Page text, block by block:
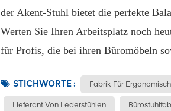
der Akent-Stuhl bietet die perfekte
Werten Sie Ihren Arbeitsplatz noch
für Profis, die bei ihren Büromöbeln
STICHWORTE : Fabrik Für
Lieferant Von Lederstühlen